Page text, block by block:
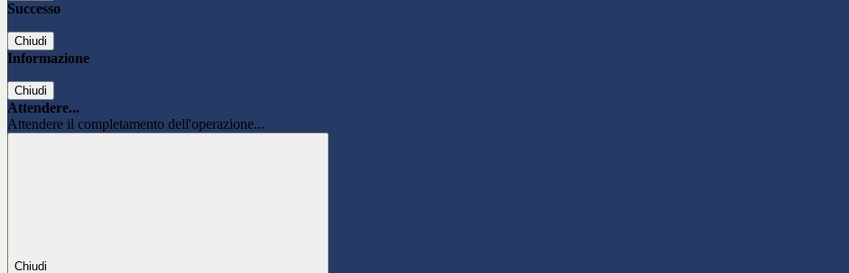
Successo
Chiudi
Informazione
Chiudi
Attendere...
Attendere il completamento dell'operazione...
Chiudi